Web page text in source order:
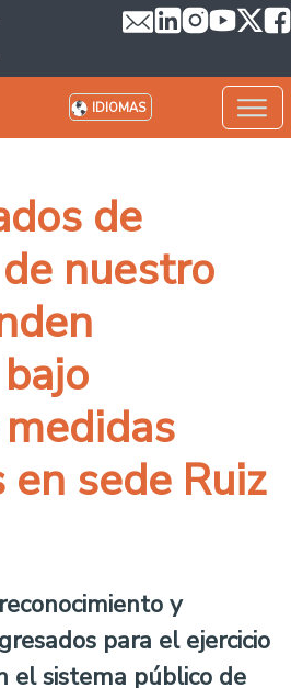
IDIOMAS
de
nuestro
sede Ruiz
y
para el ejercicio
el sistema público de